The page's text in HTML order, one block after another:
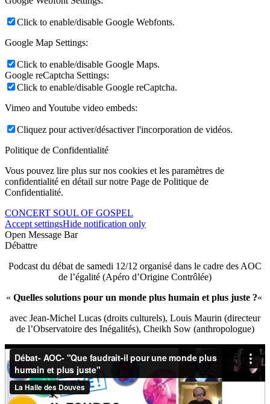
Click to enable/disable Google Webfonts.
Google Map Settings:
Click to enable/disable Google Maps.
Google reCaptcha Settings:
Click to enable/disable Google reCaptcha.
Vimeo and Youtube video embeds:
Cliquez pour activer/désactiver l'incorporation de vidéos.
Politique de Confidentialité
Vous pouvez lire plus sur nos cookies et les paramètres de
confidentialité en détail sur notre Page de Politique de
Confidentialité.
CONCERT SOUL OF GOSPEL
Accept settingsHide notification only
Open Message Bar
Débattre
Podcast du débat de samedi 12/12 organisé dans le cadre des AOC
de l’égalité (Apéro d’Origine Contrôlée)
« Quelles solutions pour un monde plus humain et plus juste ?«
avec Jean-Michel Lucas (droits culturels), Louis Maurin (directeur
de l’Observatoire des Inégalités), Cheikh Sow (anthropologue)